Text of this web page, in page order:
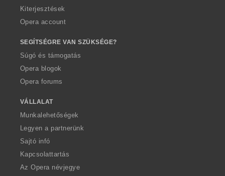
Kiterjesztések
Opera account
SEGÍTSÉGRE VAN SZÜKSÉGE?
Súgó és támogatás
Opera blogok
Opera forums
VÁLLALAT
Munkalehetőségek
Legyen a partnerünk
Sajtó infó
Kapcsolattartás
Az Opera névjegye